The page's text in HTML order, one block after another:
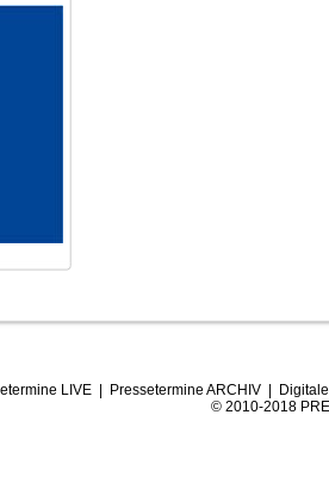
LIVE| Pressetermine ARCHIV|
© 2010-2018